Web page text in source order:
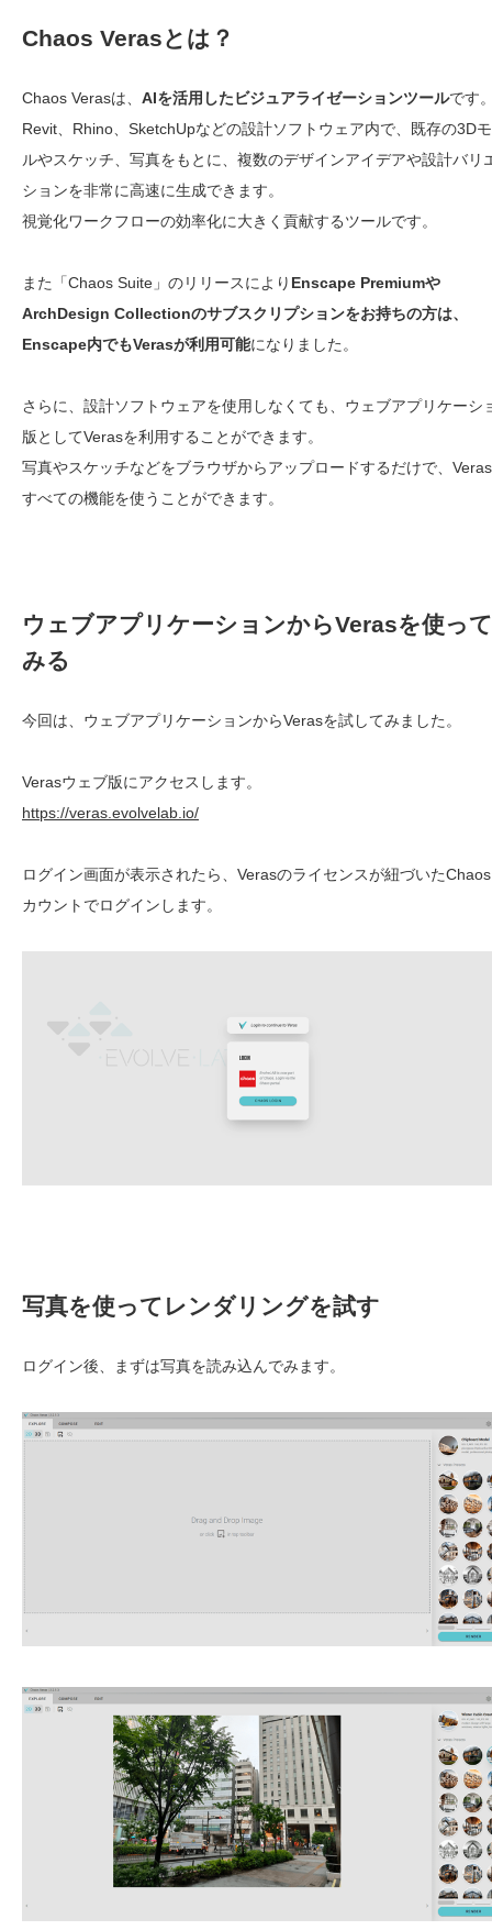
Chaos Verasとは？
Chaos Verasは、 AIを活用したビジュアライゼーションツールです
Revit、Rhino、SketchUpなどの設計ソフトウェア内で、既存の3D
ルやスケッチ、写真をもとに、複数のデザインアイデアや設計バリ
ションを非常に高速に生成できます。
視覚化ワークフローの効率化に大きく貢献するツールです。
また「Chaos Suite」のリリースにより Enscape Premiumや
ArchDesign Collectionのサブスクリプションをお持ちの方は、
Enscape内でもVerasが利用可能になりました。
さらに、設計ソフトウェアを使用しなくても、ウェブアプリケーシ
版としてVerasを利用することができます。
写真やスケッチなどをブラウザからアップロードするだけで、
すべての機能を使うことができます。
ウェブアプリケーションからVerasを使って
みる
今回は、ウェブアプリケーションからVerasを試してみました。
Verasウェブ版にアクセスします。
https://veras.evolvelab.io/
ログイン画面が表示されたら、Verasのライセンスが紐づいた
カウントでログインします。
写真を使ってレンダリングを試す
ログイン後、まずは写真を読み込んでみます。